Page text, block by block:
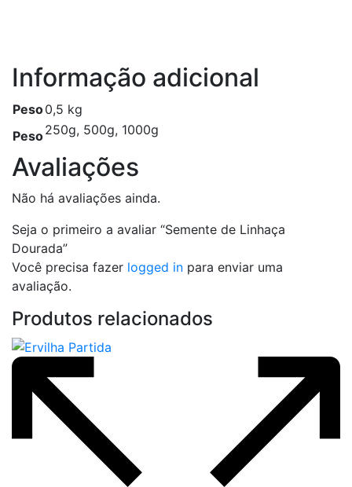
Informação adicional
Peso0,5 kg
Peso250g, 500g, 1000g
Avaliações
Não há avaliações ainda.
Seja o primeiro a avaliar “Semente de Linhaça
Dourada”
Você precisa fazer logged in para enviar uma
avaliação.
Produtos relacionados